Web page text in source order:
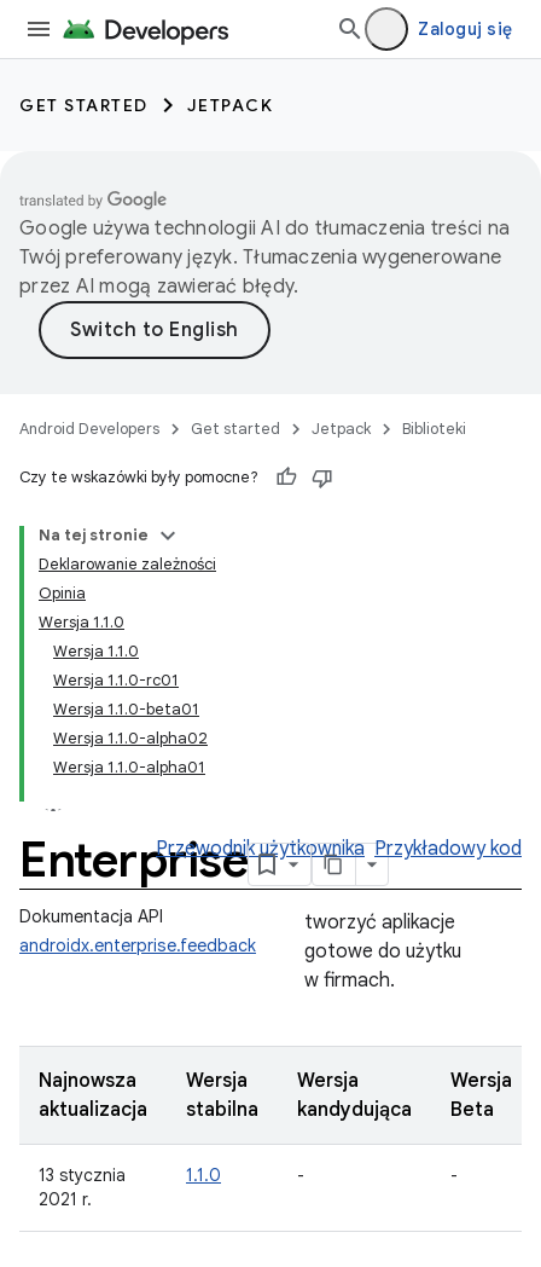
Zaloguj się
GET STARTED JETPACK
Google używa technologii AI do tłumaczenia treści na
Twój preferowany język. Tłumaczenia wygenerowane
przez AI mogą zawierać błędy.
Android Developers Get started Jetpack Biblioteki
Czy te wskazówki były pomocne?
Na tej stronie
Deklarowanie zależności
Opinia
Wersja 1.1.0
Wersja 1.1.0
Wersja 1.1.0-rc01
Wersja 1.1.0-beta01
Wersja 1.1.0-alpha02
Wersja 1.1.0-alpha01
EnterprisePrzewodnik użytkownika Przykładowy kod
Dokumentacja API
androidx.enterprise.feedback
tworzyć aplikacje
gotowe do użytku
w firmach.
Najnowsza
aktualizacja
Wersja
stabilna
Wersja
kandydująca
Wersja
Beta
13 stycznia
2021 r.
1.1.0 - -